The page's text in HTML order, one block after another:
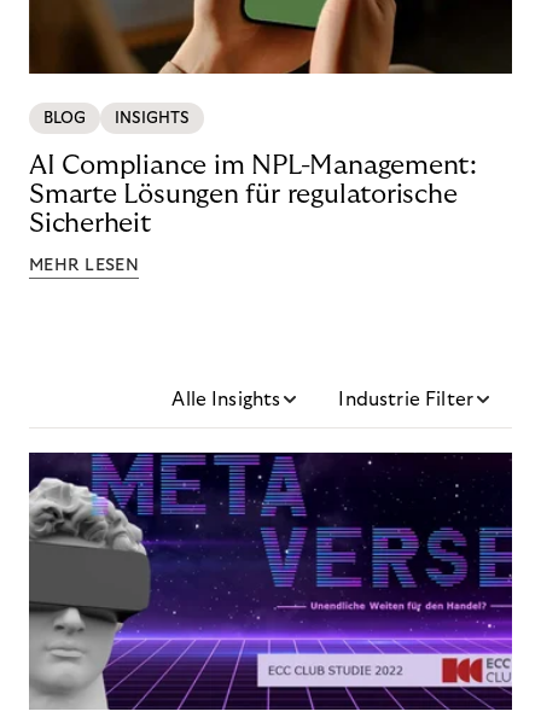
BLOG INSIGHTS
AI Compliance im NPL-Management:
Smarte Lösungen für regulatorische
Sicherheit
MEHR LESEN
Alle Insights Industrie Filter